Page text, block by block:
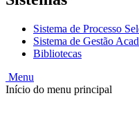
Sistema de Processo
Sistema de Gestão
Bibliotecas
Menu
Início do menu principal